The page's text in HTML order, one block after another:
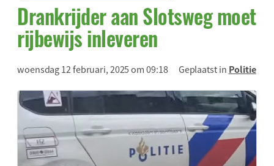
Drankrijder aan Slotsweg moet
rijbewijs inleveren
woensdag 12 februari, 2025 om 09:18 Geplaatst in Politie